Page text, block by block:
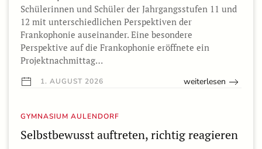
Schülerinnen und Schüler der Jahrgangsstufen 11 und
12 mit unterschiedlichen Perspektiven der
Frankophonie auseinander. Eine besondere
Perspektive auf die Frankophonie eröffnete ein
Projektnachmittag…
1. AUGUST 2026 weiterlesen
GYMNASIUM AULENDORF
Selbstbewusst auftreten, richtig reagieren